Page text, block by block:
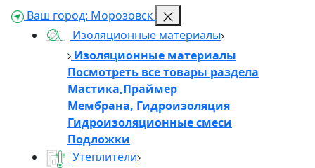
Ваш город: Морозовск
Изоляционные материалы
Изоляционные материалы
Посмотреть все товары раздела
Мастика,Праймер
Мембрана, Гидроизоляция
Гидроизоляционные смеси
Подложки
Утеплители